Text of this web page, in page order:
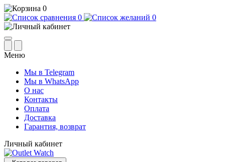
0
0
0
Меню
Мы в Telegram
Мы в WhatsApp
О нас
Контакты
Оплата
Доставка
Гарантия, возврат
Личный кабинет